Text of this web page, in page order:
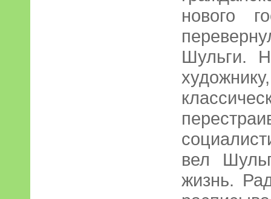
нового
Шульги.
вел
жизнь.